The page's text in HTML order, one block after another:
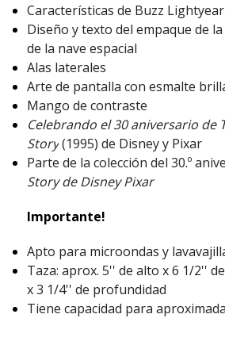
Características de Buzz
Diseño y texto del empaque de
de la nave espacial
Alas laterales
Arte de pantalla con esmalte
Mango de contraste
Celebrando el 30 aniversario de
Story(1995) de Disney y Pixar
Parte de la colección del 30.º
Story de Disney Pixar
Importante!
Apto para microondas y
Taza: aprox. 5'' de alto x 6 1/2''
x 3 1/4'' de profundidad
Tiene capacidad para